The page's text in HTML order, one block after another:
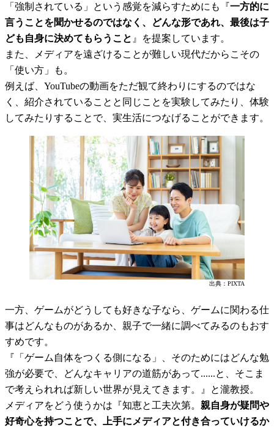
「強制されている」という感覚を減らすためにも『一方的に
言うことを聞かせるのではなく、どんな形であれ、最後は子
ども自身に決めてもらうこと 』を提案しています。
また、メディアを遠ざけることが難しい現代だからこその
「使い方」も。
例えば、YouTubeの動画をただ観て終わりにするのではな
く、紹介されていることと同じことを実験してみたり、体験
してみたりすることで、実生活につなげることができます。
出典：PIXTA
一方、ゲームがどうしても好きな子なら、ゲームに関わる仕
事はどんなものがあるか、親子で一緒に調べてみるのもおす
すめです。
『「ゲーム自体をつくる側になる」、そのためにはどんな勉
強が必要で、どんなキャリアの道筋があって......と、そこま
で考えられれば新しい世界が見えてきます。』と瀧教授。
メディアをどう使うかは『知恵と工夫次第。 親自身が疑問や
好奇心を持つことで、上手にメディアと付き合っていけるか